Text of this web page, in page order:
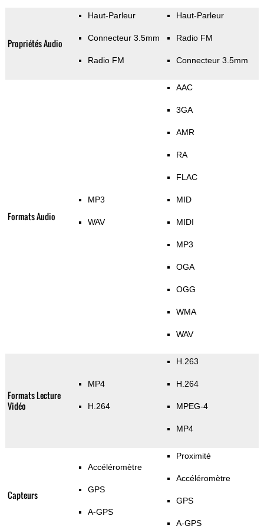
Propriétés Audio
Haut-Parleur
Connecteur 3.5mm
Radio FM
Haut-Parleur
Radio FM
Connecteur 3.5mm
Formats Audio
MP3
WAV
AAC
3GA
AMR
RA
FLAC
MID
MIDI
MP3
OGA
OGG
WMA
WAV
Formats Lecture
Vidéo
MP4
H.264
H.263
H.264
MPEG-4
MP4
Capteurs
Accéléromètre
GPS
A-GPS
Proximité
Accéléromètre
GPS
A-GPS